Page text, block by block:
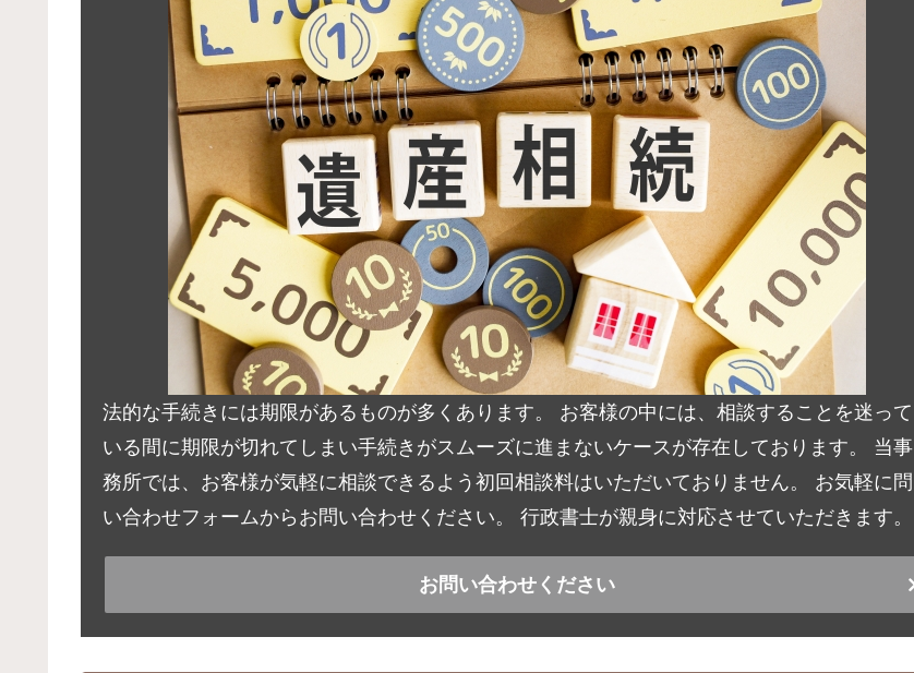
法的な手続きには期限があるものが多くあります。 お客様の中には、相談することを迷って
いる間に期限が切れてしまい手続きがスムーズに進まないケースが存在しております。 当事
務所では、お客様が気軽に相談できるよう初回相談料はいただいておりません。 お気軽に問
い合わせフォームからお問い合わせください。 行政書士が親身に対応させていただきます。
お問い合わせください